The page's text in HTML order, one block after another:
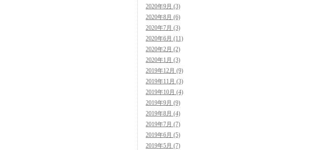
2020年9月 (3)
2020年8月 (6)
2020年7月 (3)
2020年6月 (11)
2020年2月 (2)
2020年1月 (3)
2019年12月 (9)
2019年11月 (3)
2019年10月 (4)
2019年9月 (9)
2019年8月 (4)
2019年7月 (7)
2019年6月 (5)
2019年5月 (7)